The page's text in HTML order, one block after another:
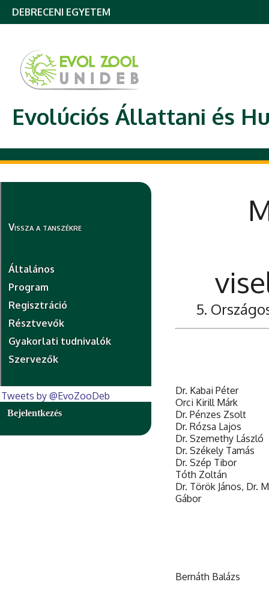
DEBRECENI EGYETEM
Evolúciós Állattani és
Vissza a tanszékre
Általános
Program
Regisztráció
Résztvevők
Gyakorlati tudnivalók
Szervezők
Tweets by @EvoZooDeb
Bejelentkezés
5.
Dr. Kabai Péter
Orci Kirill Márk
Dr. Pénzes Zsolt
Dr. Rózsa Lajos
Dr. Szemethy László
Dr. Székely Tamás
Dr. Szép Tibor
Tóth Zoltán
Dr. Török János, Dr.
Gábor
Bernáth Balázs